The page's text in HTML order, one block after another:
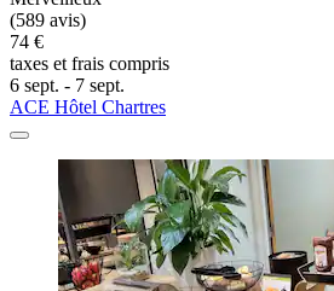
(589 avis)
74 €
taxes et frais compris
6 sept. - 7 sept.
ACE Hôtel Chartres